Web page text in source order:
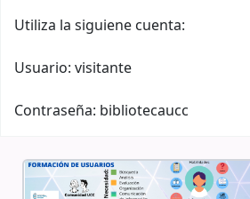
Utiliza la siguiene cuenta:
Usuario: visitante
Contraseña: bibliotecaucc